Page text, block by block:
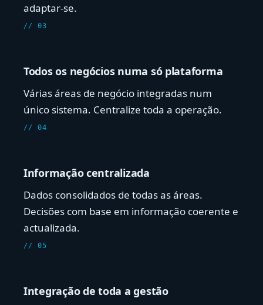
adaptar-se.
// 03
Todos os negócios numa só plataforma
Várias áreas de negócio integradas num
único sistema. Centralize toda a operação.
// 04
Informação centralizada
Dados consolidados de todas as áreas.
Decisões com base em informação coerente e
actualizada.
// 05
Integração de toda a gestão